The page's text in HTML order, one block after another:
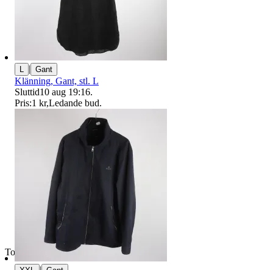
Toppsäljare
L | Gant
Klänning, Gant, stl. L
Sluttid10 aug 19:16.
Pris:1 kr,Ledande bud.